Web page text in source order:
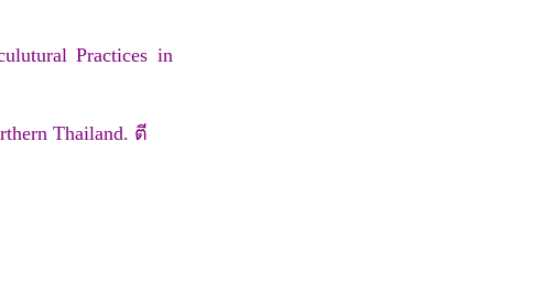
Practices in
Thailand. ตี